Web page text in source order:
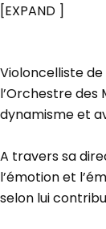
[EXPAND ]
Violoncelliste
l’Orchestre des
dynamisme et
A travers sa
l’émotion et
selon lui